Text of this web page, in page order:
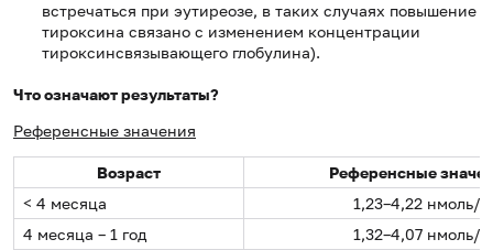
встречаться при эутиреозе, в таких случаях повышение
тироксина связано с изменением концентрации
тироксинсвязывающего глобулина).
Что означают результаты?
Референсные значения
Возраст
Референсные
< 4 месяца
1,23–4,22 нмоль/л
4 месяца – 1 год
1,32–4,07 нмоль/л